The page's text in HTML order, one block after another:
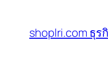
shoplri.com ธุ